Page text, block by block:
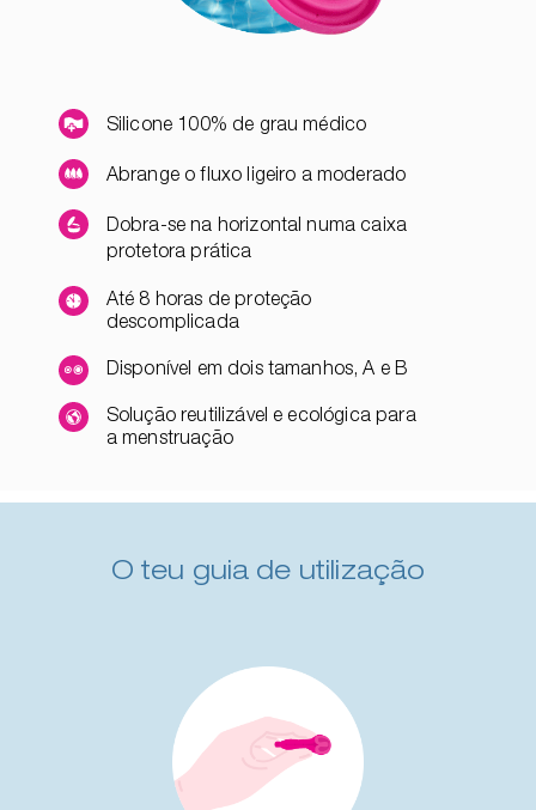
Silicone 100% de grau médico
Abrange o fluxo ligeiro a moderado
Dobra-se na horizontal numa caixa
protetora prática
Até 8 horas de proteção
descomplicada
Disponível em dois tamanhos, A e B
Solução reutilizável e ecológica para
a menstruação
O teu guia de utilização